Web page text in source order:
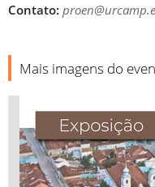
Contato:
Mais imagens do